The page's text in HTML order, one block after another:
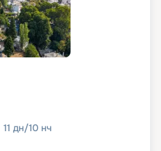
11 дн/10 нч